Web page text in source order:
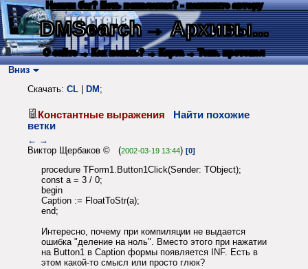
Нашли баг? Есть пожелания? - напишите автору
DMSearch→ Архивы...
О сайте → Как искать? → Карта → Текс. протокол
Вниз
Скачать: CL DM ;
Константные выражения
Найти похожие
ветки
← →
Виктор Щербаков © (2002-03-19 13:44) [0]
procedure TForm1.Button1Click(Sender: TObject);
const a = 3 / 0;
begin
Caption := FloatToStr(a);
end;
Интересно, почему при компиляции не выдается
ошибка "деление на ноль". Вместо этого при нажатии
на Button1 в Caption формы появляется INF. Есть в
этом какой-то смысл или просто глюк?